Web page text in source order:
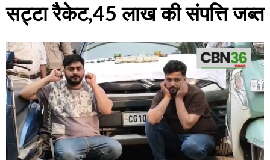
सट्टा रैकेट,45 लाख की संपत्ति जब्त